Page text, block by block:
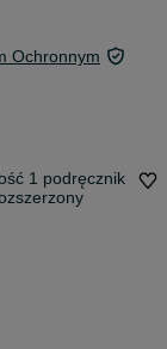
Ochronnym
1 podręcznik